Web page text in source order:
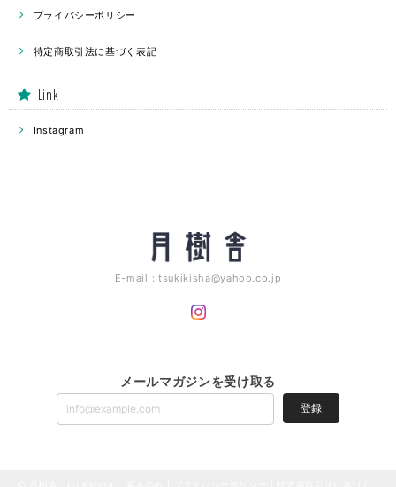
プライバシーポリシー
特定商取引法に基づく表記
Link
Instagram
E-mail：tsukikisha@yahoo.co.jp
メールマガジンを受け取る
登録